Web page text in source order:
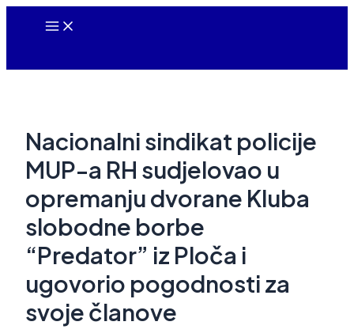
Main
Nacionalni sindikat policije
MUP-a RH sudjelovao u
opremanju dvorane Kluba
slobodne borbe
“Predator” iz Ploča i
ugovorio pogodnosti za
svoje članove